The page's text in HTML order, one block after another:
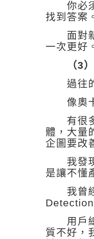
你必須
找到答案
面對新
一次更好
（3
過往的
像奧卡
有很多
體，大量
企圖要改
我發現
是讓不懂
我曾經
用戶總
質不好，